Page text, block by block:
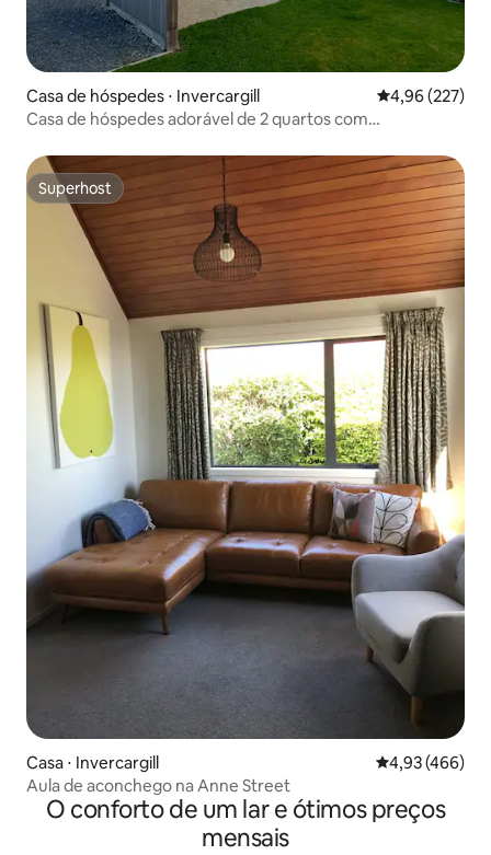
Casa de hóspedes ⋅ Invercargill 4,96 de uma
4,96 (227)
Casa de hóspedes adorável de 2 quartos com
Superhost
Superhost
Casa ⋅ Invercargill 4,93 de uma
4,93 (466)
Aula de aconchego na Anne Street
O conforto de um lar e ótimos preços
mensais